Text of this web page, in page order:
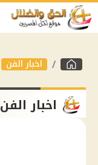
اخبار الفن
اخبار الفن